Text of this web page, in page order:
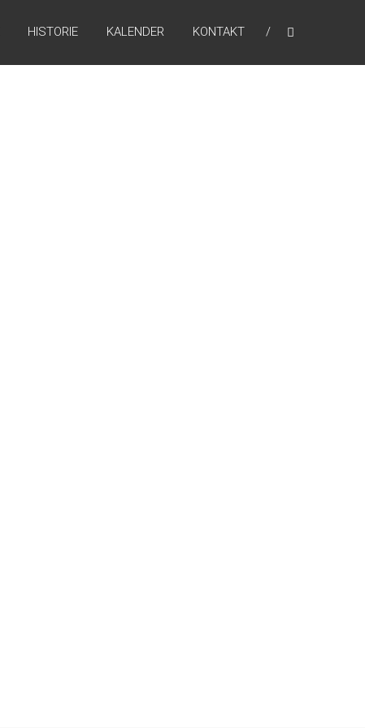
HISTORIE KALENDER KONTAKT